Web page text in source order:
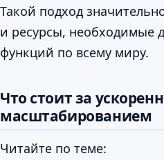
Такой подход
и ресурсы, необходимые
функций по всему миру.
Что стоит за
масштабированием
Читайте по теме: